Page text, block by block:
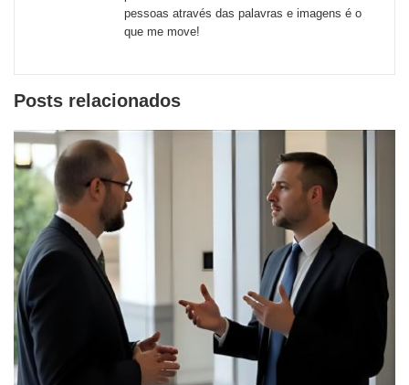
pessoas através das palavras e imagens é o
que me move!
Posts relacionados